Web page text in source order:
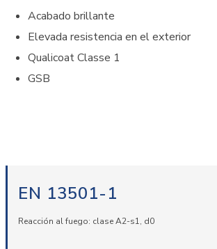
Acabado brillante
Elevada resistencia en el exterior
Qualicoat Classe 1
GSB
EN 13501-1
Reacción al fuego: clase A2-s1, d0